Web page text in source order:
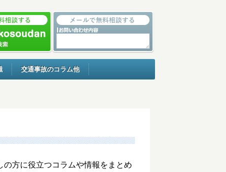
交通事故のコラム他
方に役立つコラムや情報をまとめ